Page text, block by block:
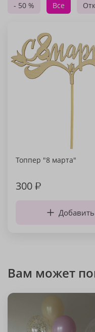
- 50 % Все
Топпер "8 марта"
300₽
Добавить
Вам может